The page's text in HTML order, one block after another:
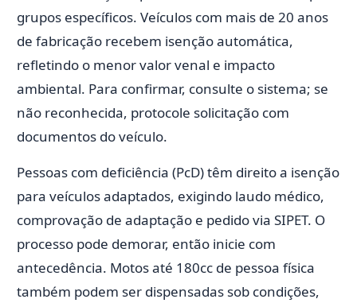
grupos específicos. Veículos com mais de 20 anos
de fabricação recebem isenção automática,
refletindo o menor valor venal e impacto
ambiental. Para confirmar, consulte o sistema; se
não reconhecida, protocole solicitação com
documentos do veículo.
Pessoas com deficiência (PcD) têm direito a isenção
para veículos adaptados, exigindo laudo médico,
comprovação de adaptação e pedido via SIPET. O
processo pode demorar, então inicie com
antecedência. Motos até 180cc de pessoa física
também podem ser dispensadas sob condições,